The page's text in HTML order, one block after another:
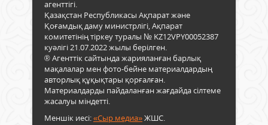
агенттігі.
Қазақстан Республикасы Ақпарат және
Қоғамдық даму министрлігі, Ақпарат
комитетінің тіркеу туралы № KZ12VPY00052387
куәлігі 21.07.2022 жылы берілген.
® Агенттік сайтында жарияланған барлық
мақалалар мен фото-бейне материалдардың
авторлық құқықтары қорғалған.
Материалдарды пайдаланған жағдайда сілтеме
жасалуы міндетті.
Меншік иесі:«Сыр медиа»ЖШС.